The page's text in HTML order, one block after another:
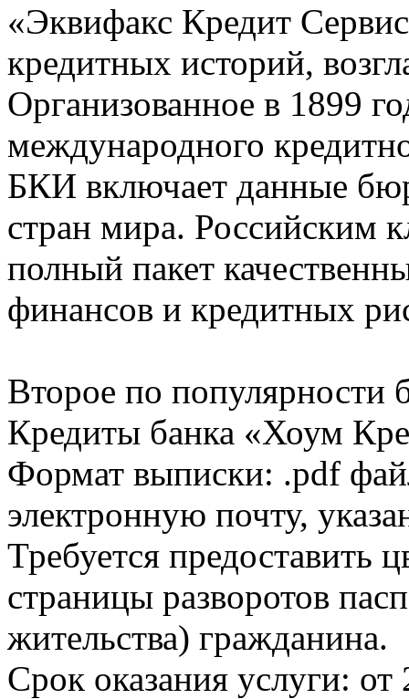
«Эквифакс Кредит
кредитных историй,
Организованное в 1899
международного
БКИ включает данные
стран мира. Российским
полный пакет
финансов и кредитных
Второе по популярности
Кредиты банка «Хоум
Формат выписки: .pdf
электронную почту,
Требуется предоставить
страницы разворотов
жительства) гражданина.
Срок оказания услуги: от